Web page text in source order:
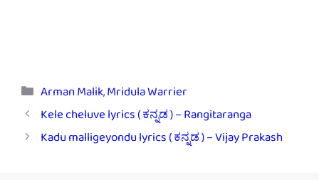
Categories
Arman Malik,Mridula Warrier
Kele cheluve lyrics ( ಕನ್ನಡ ) – Rangitaranga
Kadu malligeyondu lyrics ( ಕನ್ನಡ ) – Vijay Prakash